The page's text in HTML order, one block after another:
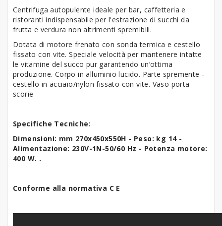
Centrifuga autopulente ideale per bar, caffetteria e
ristoranti indispensabile per l'estrazione di succhi da
frutta e verdura non altrimenti spremibili.
Dotata di motore frenato con sonda termica e cestello
fissato con vite. Speciale velocità per mantenere intatte
le vitamine del succo pur garantendo un’ottima
produzione. Corpo in alluminio lucido. Parte spremente -
cestello in acciaio/nylon fissato con vite. Vaso porta
scorie
Specifiche Tecniche:
Dimensioni: mm 270x450x550H - Peso: kg 14 -
Alimentazione: 230V-1N-50/60 Hz - Potenza motore:
400 W. .
Conforme alla normativa C E